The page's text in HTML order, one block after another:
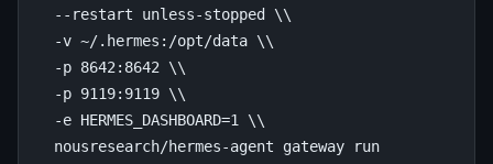
--restart
unless-stopped
\\
-v ~/.hermes:/opt/data \\
-p 8642 :8642
\\
-p 9119:9119 \\
-e HERMES_DASHBOARD=1
\\
nousresearch/hermes-agent
gateway